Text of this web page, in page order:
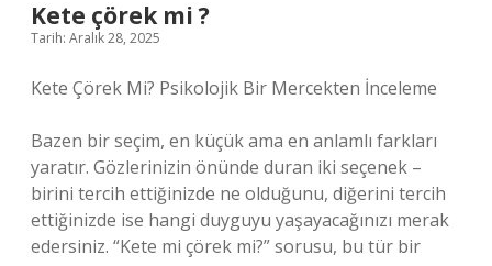
Kete çörek mi ?
Tarih: Aralık 28, 2025
Kete Çörek Mi? Psikolojik Bir Mercekten İnceleme
Bazen bir seçim, en küçük ama en anlamlı farkları
yaratır. Gözlerinizin önünde duran iki seçenek –
birini tercih ettiğinizde ne olduğunu, diğerini tercih
ettiğinizde ise hangi duyguyu yaşayacağınızı merak
edersiniz. “Kete mi çörek mi?” sorusu, bu tür bir